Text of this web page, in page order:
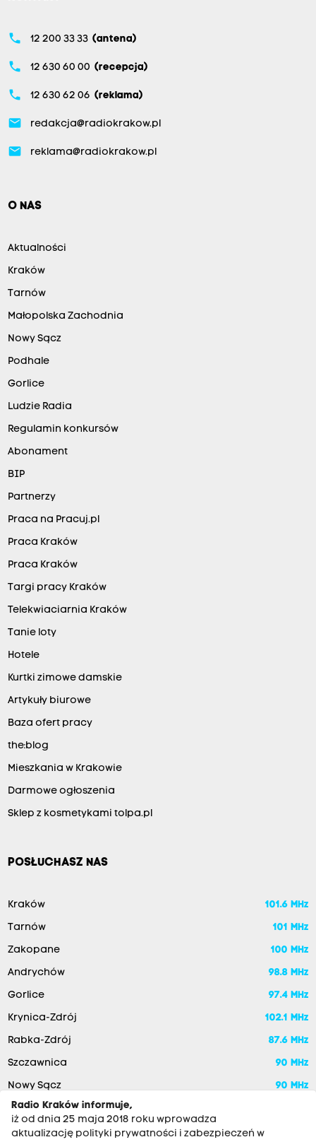
phone 12 200 33 33 (antena)
phone 12 630 60 00 (recepcja)
phone 12 630 62 06 (reklama)
email redakcja@radiokrakow.pl
email reklama@radiokrakow.pl
O NAS
Aktualności
Kraków
Tarnów
Małopolska Zachodnia
Nowy Sącz
Podhale
Gorlice
Ludzie Radia
Regulamin konkursów
Abonament
BIP
Partnerzy
Praca na Pracuj.pl
Praca Kraków
Praca Kraków
Targi pracy Kraków
Telekwiaciarnia Kraków
Tanie loty
Hotele
Kurtki zimowe damskie
Artykuły biurowe
Baza ofert pracy
the:blog
Mieszkania w Krakowie
Darmowe ogłoszenia
Sklep z kosmetykami tolpa.pl
POSŁUCHASZ NAS
Kraków 101.6 MHz
Tarnów 101 MHz
Zakopane 100 MHz
Andrychów 98.8 MHz
Gorlice 97.4 MHz
Krynica-Zdrój 102.1 MHz
Rabka-Zdrój 87.6 MHz
Szczawnica 90 MHz
Nowy Sącz
90 MHz
Radio Kraków informuje,
iż od dnia 25 maja 2018 roku wprowadza
aktualizację polityki prywatności i zabezpieczeń w